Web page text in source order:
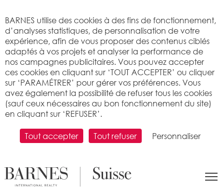
BARNES utilise des cookies à des fins de fonctionnement,
d’analyses statistiques, de personnalisation de votre
expérience, afin de vous proposer des contenus ciblés
adaptés à vos projets et analyser la performance de
nos campagnes publicitaires. Vous pouvez accepter
ces cookies en cliquant sur ‘TOUT ACCEPTER’ ou cliquer
sur ‘PARAMÉTRER’ pour gérer vos préférences. Vous
avez également la possibilité de refuser tous les cookies
(sauf ceux nécessaires au bon fonctionnement du site)
en cliquant sur ‘REFUSER’.
Tout accepter Tout refuser Personnaliser